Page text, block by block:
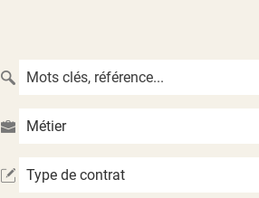
Métier
Type de contrat